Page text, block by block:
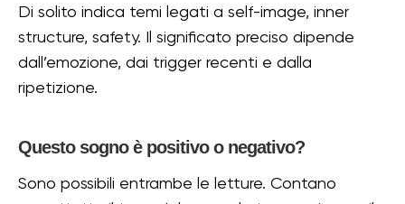
Di solito indica temi legati a self-image, inner
structure, safety. Il significato preciso dipende
dall’emozione, dai trigger recenti e dalla
ripetizione.
Questo sogno è positivo o negativo?
Sono possibili entrambe le letture. Contano